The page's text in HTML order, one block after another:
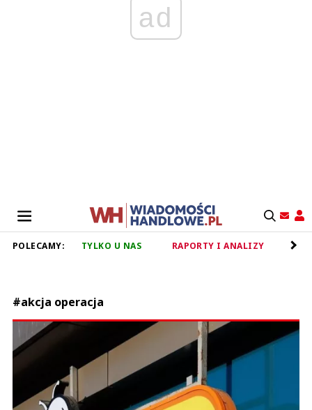
ad
POLECAMY: TYLKO U NAS RAPORTY I ANALIZY
#akcja operacja